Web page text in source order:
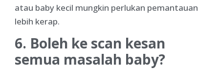
atau baby kecil mungkin perlukan pemantauan
lebih kerap.
6. Boleh ke scan kesan
semua masalah baby?